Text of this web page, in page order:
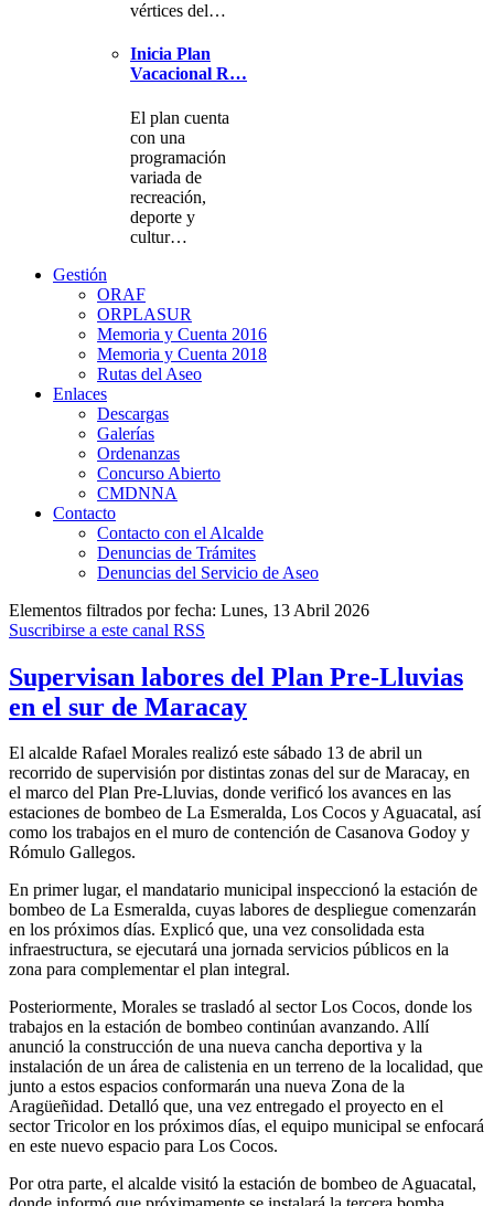
vértices del…
Inicia Plan
Vacacional R…
El plan cuenta
con una
programación
variada de
recreación,
deporte y
cultur…
Gestión
ORAF
ORPLASUR
Memoria y Cuenta 2016
Memoria y Cuenta 2018
Rutas del Aseo
Enlaces
Descargas
Galerías
Ordenanzas
Concurso Abierto
CMDNNA
Contacto
Contacto con el Alcalde
Denuncias de Trámites
Denuncias del Servicio de Aseo
Elementos filtrados por fecha: Lunes, 13 Abril 2026
Suscribirse a este canal RSS
Supervisan labores del Plan Pre-Lluvias
en el sur de Maracay
El alcalde Rafael Morales realizó este sábado 13 de abril un
recorrido de supervisión por distintas zonas del sur de Maracay, en
el marco del Plan Pre-Lluvias, donde verificó los avances en las
estaciones de bombeo de La Esmeralda, Los Cocos y Aguacatal, así
como los trabajos en el muro de contención de Casanova Godoy y
Rómulo Gallegos.
En primer lugar, el mandatario municipal inspeccionó la estación de
bombeo de La Esmeralda, cuyas labores de despliegue comenzarán
en los próximos días. Explicó que, una vez consolidada esta
infraestructura, se ejecutará una jornada servicios públicos en la
zona para complementar el plan integral.
Posteriormente, Morales se trasladó al sector Los Cocos, donde los
trabajos en la estación de bombeo continúan avanzando. Allí
anunció la construcción de una nueva cancha deportiva y la
instalación de un área de calistenia en un terreno de la localidad, que
junto a estos espacios conformarán una nueva Zona de la
Aragüeñidad. Detalló que, una vez entregado el proyecto en el
sector Tricolor en los próximos días, el equipo municipal se enfocará
en este nuevo espacio para Los Cocos.
Por otra parte, el alcalde visitó la estación de bombeo de Aguacatal,